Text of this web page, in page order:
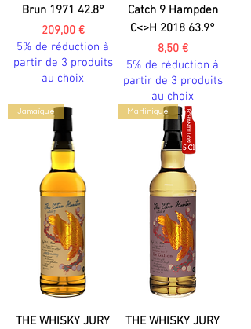
Brun 1971 42.8°
Prix
209,00 €
5% de réduction à
partir de 3 produits
au choix
Catch 9 Hampden
C<>H 2018 63.9°
Prix
8,50 €
5% de réduction à
partir de 3 produits
au choix
Jamaïque
THE WHISKY JURY
Martinique
THE WHISKY JURY